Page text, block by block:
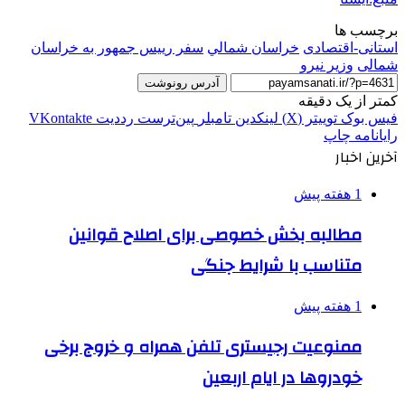
برچسب ها
استانی-اقتصادی خراسان شمالي سفر رییس ‌جمهور به خراسان
شمالی وزير نيرو
آدرس رونوشت
کمتر از یک دقیقه
فیس بوک توییتر (X) لینکدین ‫تامبلر ‫پین‌ترست ‫رددیت ‫VKontakte
رایانامه چاپ
آخرین اخبار
1 هفته پیش
مطالبه بخش خصوصی برای اصلاح قوانین
متناسب با شرایط جنگی
1 هفته پیش
ممنوعیت رجیستری تلفن همراه و خروج برخی
خودروها در ایام اربعین